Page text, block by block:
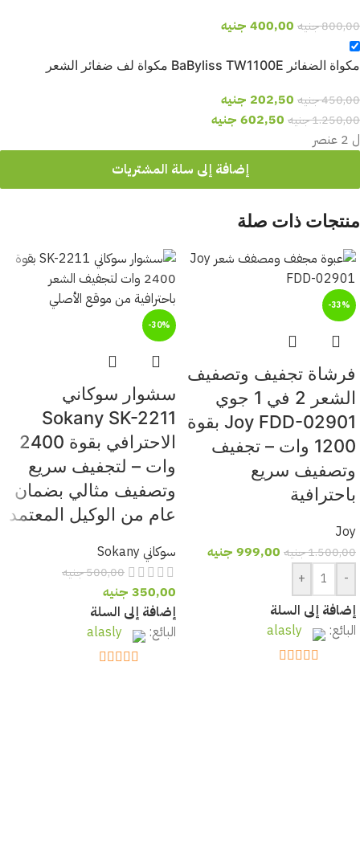
800,00جنيه 400,00 جنيه
مكواة الضفائر BaByliss TW1100E مكواة لف ضفائر الشعر
450,00جنيه 202,50 جنيه
1.250,00جنيه 602,50 جنيه
ل 2 عنصر
إضافة إلى سلة المشتريات
منتجات ذات صلة
-33%
فرشاة تجفيف وتصفيف
الشعر 2 في 1 جوي
Joy FDD-02901 بقوة
1200 وات – تجفيف
وتصفيف سريع
باحترافية
Joy
1.500,00جنيه 999,00 جنيه
-
+
إضافة إلى السلة
البائع:
alasly
-30%
سشوار سوكاني
Sokany SK-2211
الاحترافي بقوة 2400
وات – لتجفيف سريع
وتصفيف مثالي بضمان
عام من الوكيل المعتمد
سوكاني Sokany
500,00جنيه
350,00 جنيه
إضافة إلى السلة
البائع:
alasly